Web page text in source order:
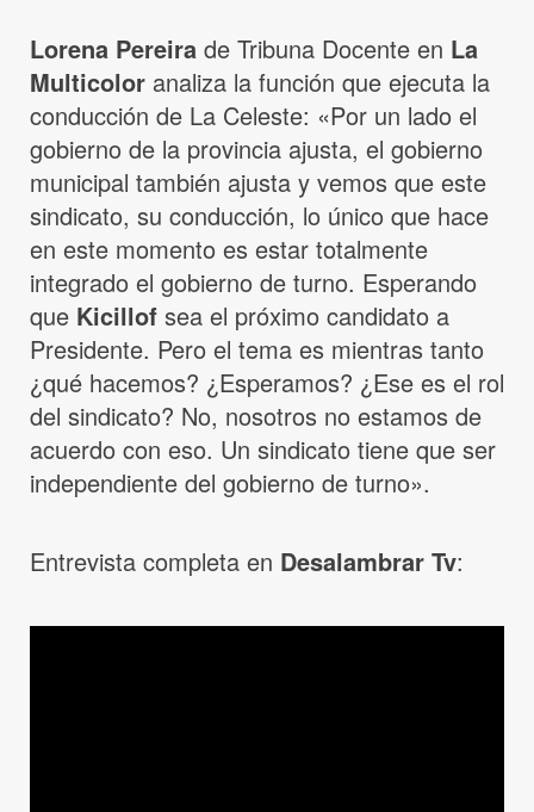
Lorena Pereira de Tribuna Docente en La
Multicolor analiza la función que ejecuta la
conducción de La Celeste: «Por un lado el
gobierno de la provincia ajusta, el gobierno
municipal también ajusta y vemos que este
sindicato, su conducción, lo único que hace
en este momento es estar totalmente
integrado el gobierno de turno. Esperando
que Kicillof sea el próximo candidato a
Presidente. Pero el tema es mientras tanto
¿qué hacemos? ¿Esperamos? ¿Ese es el rol
del sindicato? No, nosotros no estamos de
acuerdo con eso. Un sindicato tiene que ser
independiente del gobierno de turno».
Entrevista completa en Desalambrar Tv: